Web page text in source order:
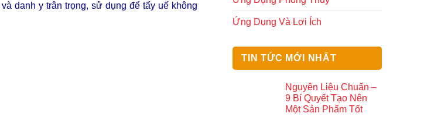
và danh y trân trọng, sử dụng để tẩy uế không
Ứng Dụng Và Lợi Ích
TIN TỨC MỚI NHẤT
Nguyên Liệu Chuẩn –
9 Bí Quyết Tạo Nên
Một Sản Phẩm Tốt